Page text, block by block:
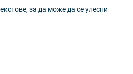
за да може да се улесни